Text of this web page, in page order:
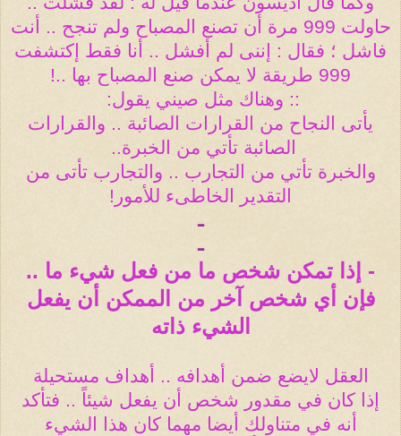
حاولت 999 مرة أن تصنع المصباح ولم تنجح .. أنت
فاشل ؛ فقال : إننى لم أفشل .. أنا فقط إكتشفت
999 طريقة لا يمكن صنع المصباح بها ..!
:: وهناك مثل صيني يقول:
يأتى النجاح من القرارات الصائبة .. والقرارات
الصائبة تأتي من الخبرة..
والخبرة تأتي من التجارب .. والتجارب تأتى من
التقدير الخاطىء للأمور!
ـ
ـ
- إذا تمكن شخص ما من فعل شيء ما ..
فإن أي شخص آخر من الممكن أن يفعل
الشيء ذاته
العقل لايضع ضمن أهدافه .. أهداف مستحيلة
إذا كان في مقدور شخص أن يفعل شيئاً .. فتأكد
أنه في متناولك أيضا مهما كان هذا الشيء